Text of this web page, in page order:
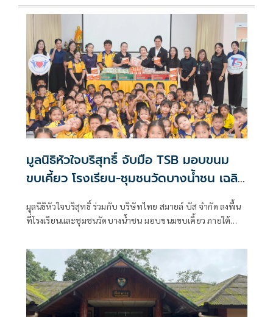
มูลนิธิหัวใจบริสุทธิ์ จับมือ TSB มอบขนม
ขบเคี้ยว โรงเรียน-ชุมชนวัดบางน้ำชน เฉลิม
พระชนมพรรษา 74 พรรษา
มูลนิธิหัวใจบริสุทธิ์ ร่วมกับ บริษัทไทย สมายล์ บัส จำกัด ลงพื้น
ที่โรงเรียนและชุมชนวัดบางน้ำชน มอบขนมขบเคี้ยว ภายใต้
พระเจ้าอยู่หัว เนื่องในโอกาสเฉลิมพระชนมพรรษา 74 พรรษา
28 กรกฎาคม 2569